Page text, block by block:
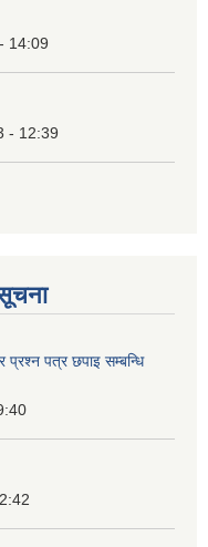
14:09
- 12:39
प्रश्न पत्र छपाइ सम्बन्धि